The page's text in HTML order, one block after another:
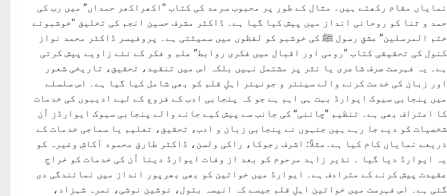
نمایاں مقام رکھتے ہیں۔ مثال کے طور پر محبوب سرمد کی کتاب "اکھراکھر حمداں” میں رب کی
حمد و ثنا کو روحانی انداز میں پیش کیا گیا ہے۔ ڈاکٹر مشرف حسین انجم کی تخلیق "خوشبوئے
ختم المرسلین” عشقِ رسول ﷺ کی خوشبو کو لفظوں میں سمیٹتی ہے۔ پروفیسر ڈاکٹر محمد نواز
کنول کی تحقیقی کتاب "رومی اور اقبال میں فکری روابط” علم و فکر کے نئے زاویے پیش کرتی
ہے۔ یہ فہرست صرف شاعری یا نثر پر مشتمل نہیں بلکہ اس میں تنقید، تحقیق، تاریخی شعور
اور زبان کی خدمت کرنے والے سینئر و جونیئر اہلِ قلم کو بھی شامل کیا گیا ہے۔ اس سلسلے
میں پنجابی سیوک ایوارڈ بہت ہی اہم ہے جو کہ پنجابی ادب کے فروع کے لیے ادیبوں کی خدمات
کا اعتراف بھی ہے۔ تنظیم ”چاننی“ کی جانب سے پیش کیے جانے والے پنجابی سیوک ایوارڈز اُن
شخصیات کو دیے جا رہے ہیں جنہوں نے پنجابی زبان و ادب، تحقیق، تعلیم یا سماجی خدمات کے
ذریعے نمایاں کام کیا ہے۔مثلاً: اشرف رجوکا، راکی ولسن، ڈاکٹر طارق محمود آکاش وغیرہ کو
یہ ایوارڈ دیا گیا ۔ نذیر زاہد مرحوم کو بعد از وفات ایوارڈ دینا اُن کی خدمات کو خراجِ
عقیدت پیش کرنے کے مترادف ہے۔ ایوارڈ میں خواتین کو بھی بھرپور انداز میں نمائندگی دی
گئی ہے۔ اس فہرست میں خواتین اہلِ قلم جیسے کہ انیسہ بتول، نوشین نوشی، نمرہ شہزاد،